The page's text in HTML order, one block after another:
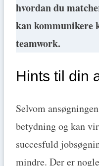
hvordan du
kan kommunikere
teamwork.
Hints til din
Selvom
betydning og kan
succesfuld
mindre. Der er